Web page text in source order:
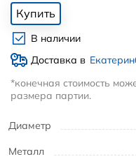
Диаметр
Металл
Купить
В наличии
Доставка в
*конечная стоимость
размера партии.